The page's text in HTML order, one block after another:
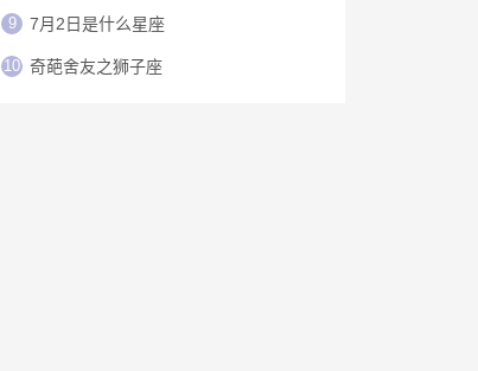
9 7月2日是什么星座
10 奇葩舍友之狮子座